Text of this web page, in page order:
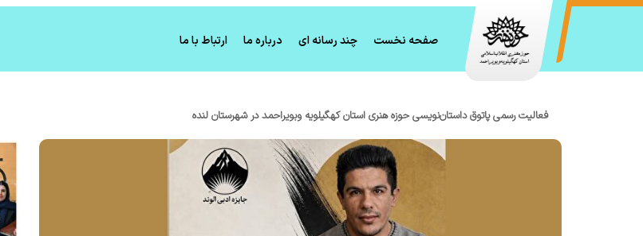
صفحه نخست چند رسانه ای درباره ما ارتباط با ما
فعالیت رسمی پاتوق داستان‌نویسی حوزه هنری استان کهگیلویه وبویراحمد در شهرستان لنده